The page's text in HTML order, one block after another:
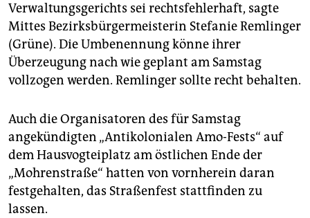
Verwaltungsgerichts sei rechtsfehlerhaft, sagte
Mittes Bezirksbürgermeisterin Stefanie Remlinger
(Grüne). Die Umbenennung könne ihrer
Überzeugung nach wie geplant am Samstag
vollzogen werden. Remlinger sollte recht behalten.
Auch die Organisatoren des für Samstag
angekündigten „Antikolonialen Amo-Fests“ auf
dem Hausvogteiplatz am östlichen Ende der
„Mohrenstraße“ hatten von vornherein daran
festgehalten, das Straßenfest stattfinden zu
lassen.